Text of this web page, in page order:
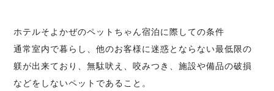
ホテルそよかぜのペットちゃん宿泊に際しての条件
通常室内で暮らし、他のお客様に迷惑とならない最低限の
躾が出来ており、無駄吠え、咬みつき、施設や備品の破損
などをしないペットであること。